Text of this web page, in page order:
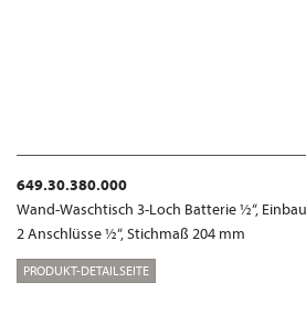
649.30.380.000
Wand-Waschtisch 3-Loch Batterie ½“,
2 Anschlüsse ½“, Stichmaß 204 mm
PRODUKT-DETAILSEITE